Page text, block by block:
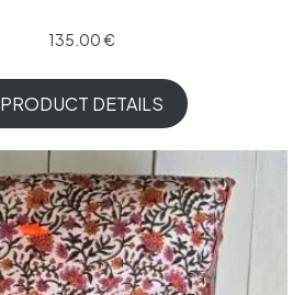
135.00€
PRODUCT DETAILS